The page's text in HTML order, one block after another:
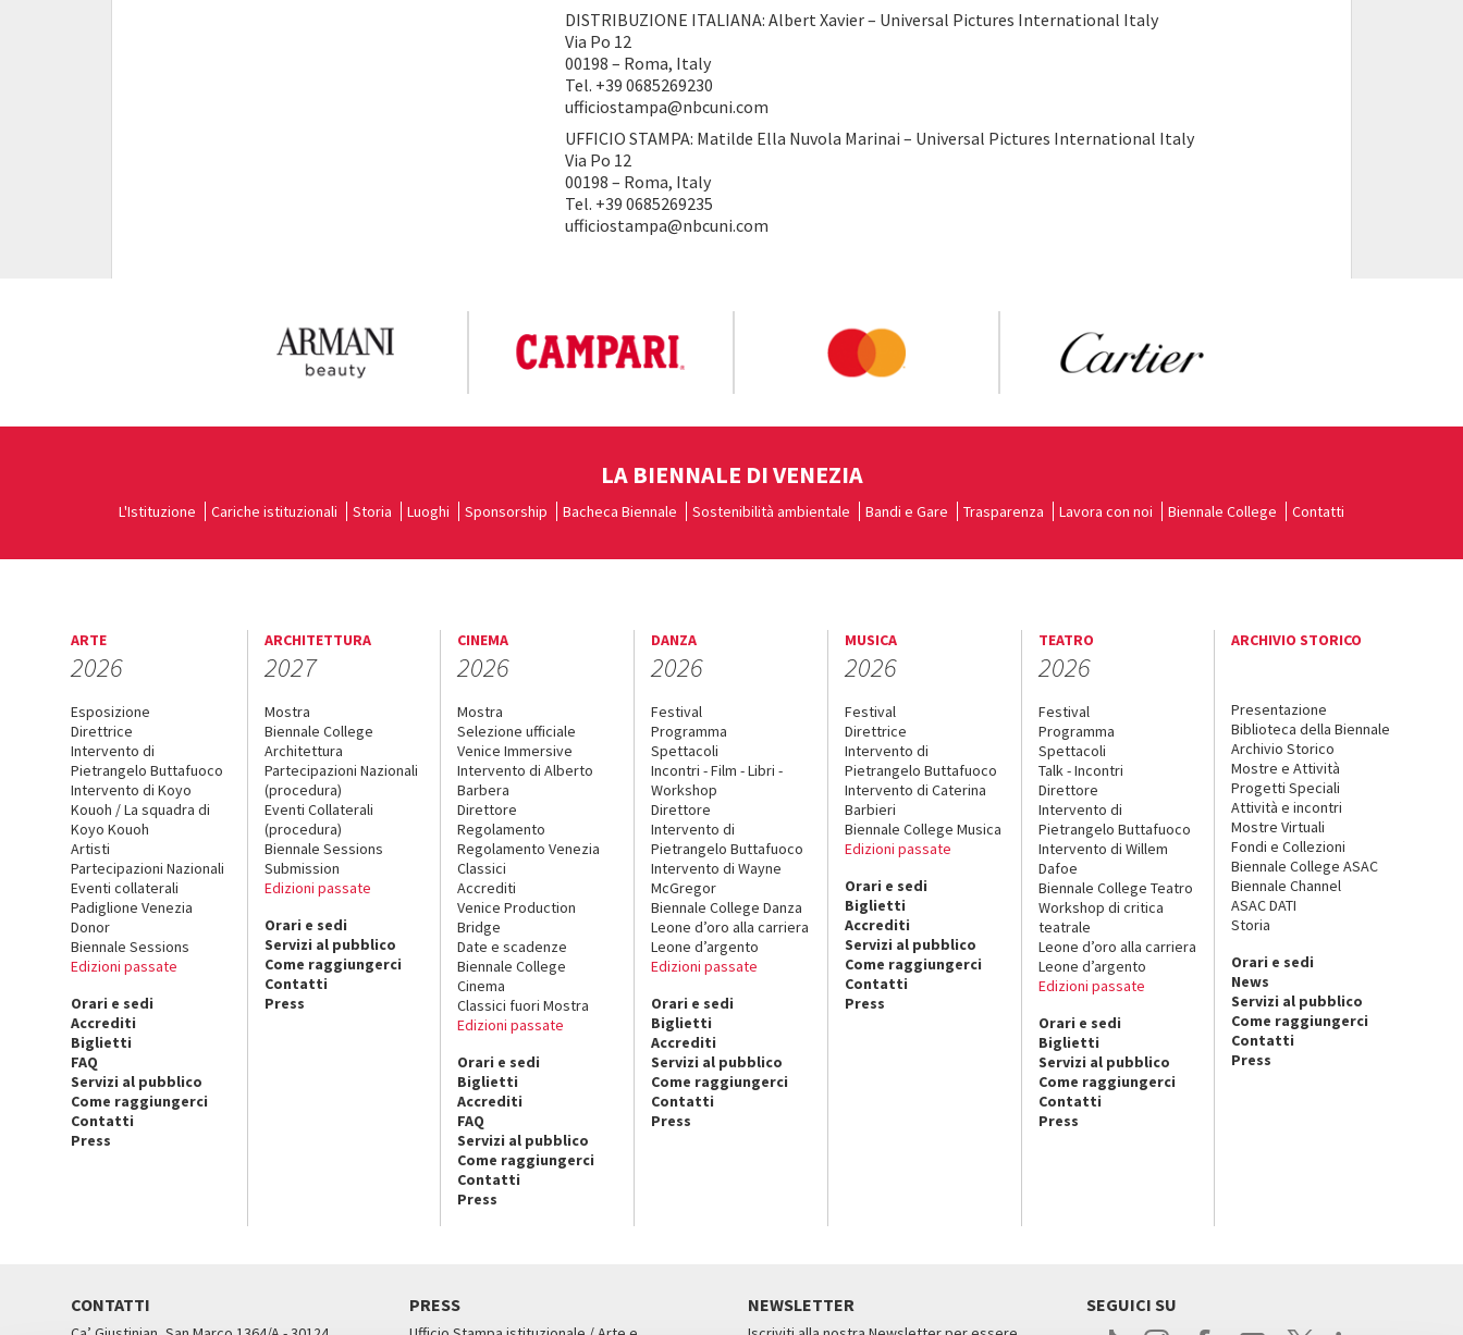
DISTRIBUZIONE ITALIANA: Albert Xavier – Universal Pictures International Italy
Via Po 12
00198 – Roma, Italy
Tel. +39 0685269230
ufficiostampa@nbcuni.com
UFFICIO STAMPA: Matilde Ella Nuvola Marinai – Universal Pictures International Italy
Via Po 12
00198 – Roma, Italy
Tel. +39 0685269235
ufficiostampa@nbcuni.com
LA BIENNALE DI VENEZIA
L'Istituzione Cariche istituzionali Storia Luoghi Sponsorship Bacheca Biennale Sostenibilità ambientale Bandi e Gare Trasparenza Lavora con noi Biennale College Contatti
ARTE
2026
Esposizione
Direttrice
Intervento di
Pietrangelo Buttafuoco
Intervento di Koyo
Kouoh / La squadra di
Koyo Kouoh
Artisti
Partecipazioni Nazionali
Eventi collaterali
Padiglione Venezia
Donor
Biennale Sessions
Edizioni passate
Orari e sedi
Accrediti
Biglietti
FAQ
Servizi al pubblico
Come raggiungerci
Contatti
Press
ARCHITETTURA
2027
Mostra
Biennale College
Architettura
Partecipazioni Nazionali
(procedura)
Eventi Collaterali
(procedura)
Biennale Sessions
Submission
Edizioni passate
Orari e sedi
Servizi al pubblico
Come raggiungerci
Contatti
Press
CINEMA
2026
Mostra
Selezione ufficiale
Venice Immersive
Intervento di Alberto
Barbera
Direttore
Regolamento
Regolamento Venezia
Classici
Accrediti
Venice Production
Bridge
Date e scadenze
Biennale College
Cinema
Classici fuori Mostra
Edizioni passate
Orari e sedi
Biglietti
Accrediti
FAQ
Servizi al pubblico
Come raggiungerci
Contatti
Press
DANZA
2026
Festival
Programma
Spettacoli
Incontri - Film - Libri -
Workshop
Direttore
Intervento di
Pietrangelo Buttafuoco
Intervento di Wayne
McGregor
Biennale College Danza
Leone d’oro alla carriera
Leone d’argento
Edizioni passate
Orari e sedi
Biglietti
Accrediti
Servizi al pubblico
Come raggiungerci
Contatti
Press
MUSICA
2026
Festival
Direttrice
Intervento di
Pietrangelo Buttafuoco
Intervento di Caterina
Barbieri
Biennale College Musica
Edizioni passate
Orari e sedi
Biglietti
Accrediti
Servizi al pubblico
Come raggiungerci
Contatti
Press
TEATRO
2026
Festival
Programma
Spettacoli
Talk - Incontri
Direttore
Intervento di
Pietrangelo Buttafuoco
Intervento di Willem
Dafoe
Biennale College Teatro
Workshop di critica
teatrale
Leone d’oro alla carriera
Leone d’argento
Edizioni passate
Orari e sedi
Biglietti
Servizi al pubblico
Come raggiungerci
Contatti
Press
ARCHIVIO STORICO
Presentazione
Biblioteca della Biennale
Archivio Storico
Mostre e Attività
Progetti Speciali
Attività e incontri
Mostre Virtuali
Fondi e Collezioni
Biennale College ASAC
Biennale Channel
ASAC DATI
Storia
Orari e sedi
News
Servizi al pubblico
Come raggiungerci
Contatti
Press
CONTATTI PRESS NEWSLETTER SEGUICI SU